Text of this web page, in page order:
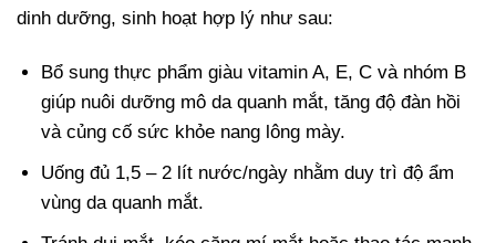
dinh dưỡng, sinh hoạt hợp lý như sau:
Bổ sung thực phẩm giàu vitamin A, E, C và nhóm B
giúp nuôi dưỡng mô da quanh mắt, tăng độ đàn hồi
và củng cố sức khỏe nang lông mày.
Uống đủ 1,5 – 2 lít nước/ngày nhằm duy trì độ ẩm
vùng da quanh mắt.